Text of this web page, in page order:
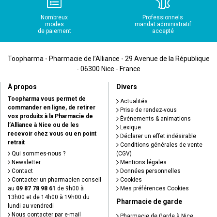
Nombreux
modes
de paiement
Professionnels
mandat administratif
accepté
Toopharma - Pharmacie de l’Alliance - 29 Avenue de la République
- 06300 Nice - France
À propos
Toopharma vous permet de
commander en ligne, de retirer
vos produits à la Pharmacie de
l’Alliance à Nice ou de les
recevoir chez vous ou en point
retrait
Qui sommes-nous ?
Newsletter
Contact
Contacter un pharmacien conseil
au 09 87 78 98 61 de 9h00 à
13h00 et de 14h00 à 19h00 du
lundi au vendredi
Nous contacter par e-mail
Divers
Actualités
Prise de rendez-vous
Événements & animations
Lexique
Déclarer un effet indésirable
Conditions générales de vente
(CGV)
Mentions légales
Données personnelles
Cookies
Mes préférences Cookies
Pharmacie de garde